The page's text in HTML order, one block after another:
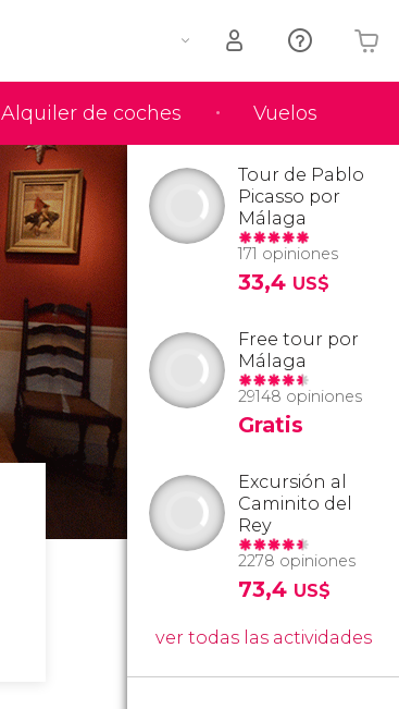
Alquiler de coches Vuelos
Tu carrito está vacío
Tour de Pablo
Picasso por
Málaga
171 opiniones
33,4 US$
Free tour por
Málaga
29148 opiniones
Gratis
Excursión al
Caminito del
Rey
2278 opiniones
73,4 US$
ver todas las actividades